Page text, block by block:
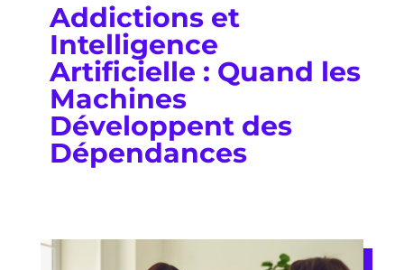
Addictions et
Intelligence
Artificielle : Quand les
Machines
Développent des
Dépendances